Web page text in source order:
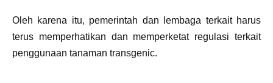
Oleh karena itu, pemerintah dan lembaga terkait harus
terus memperhatikan dan memperketat regulasi terkait
penggunaan tanaman transgenic.